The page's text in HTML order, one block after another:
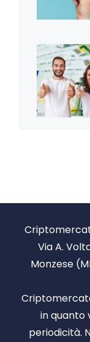
Via A.
Monzese
in quanto
periodicità.